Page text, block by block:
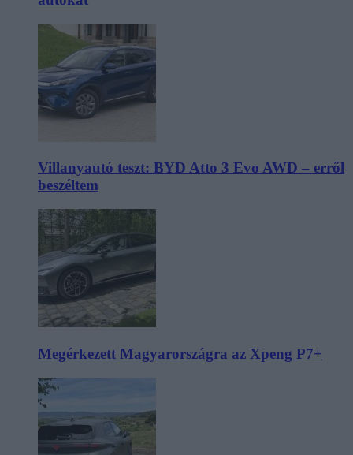
Villanyautó teszt: BYD Atto 3 Evo AWD – erről
beszéltem
Megérkezett Magyarországra az Xpeng P7+